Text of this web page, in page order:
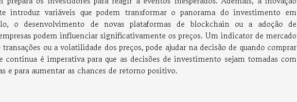
introduz variáveis que podem transformar o panorama do investimento em
o desenvolvimento de novas plataformas de blockchain ou a adoção de
podem influenciar significativamente os preços. Um indicator de mercado
ou a volatilidade dos preços, pode ajudar na decisão de quando comprar
contínua é imperativa para que as decisões de investimento sejam tomadas com
e para aumentar as chances de retorno positivo.